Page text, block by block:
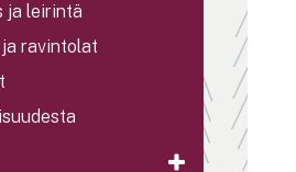
ja leirintä
ravintolat